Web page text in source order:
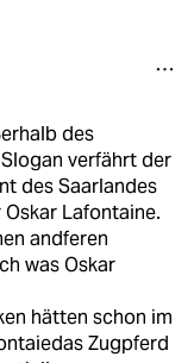
des
verfährt der
des Saarlandes
Lafontaine.
andferen
was Oskar
hätten schon im
Zugpferd